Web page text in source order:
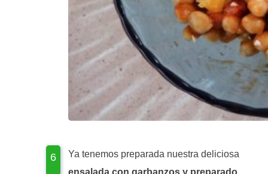
Ya tenemos preparada nuestra deliciosa
ensalada con garbanzos y preparado